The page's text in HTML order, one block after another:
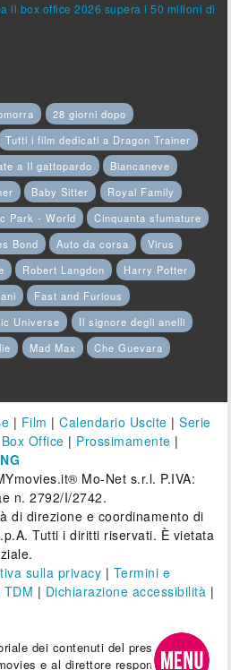
il box office 2026 supera i 50 milioni di
28 giorni dopo
Tutti i film dedicati a Dragon Trainer
a Il gattopardo
Biancaneve
Baby Sitter
Royal Family
Park - World
Cinquanta sfumature
Bond Auto da corsa
Virus
Robert Langdon
Harry Potter
Fast and Furious
Universe
Il signore degli anelli
Mad Max
Che Guevara
| Film |Calendario Uscite |Serie
Box Office | Prossimamente |
Mo-Net s.r.l. P.IVA:
n. 2792/I/2742.
di direzione e coordinamento di
Tutti i diritti riservati. È vietata
sulla privacy | Termini e
TDM | Dichiarazione accessibilità |
dei contenuti del presente sito
e al direttore responsabile.